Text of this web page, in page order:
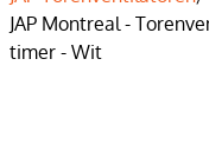
JAP Montreal -
timer - Wit